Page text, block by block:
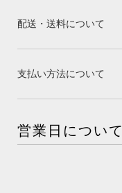
配送・送料について
支払い方法について
営業日について